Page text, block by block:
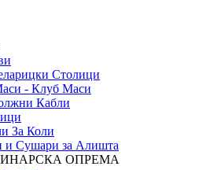
Столици
- Клуб Маси
Кабли
За Коли
и Сушари за Алишта
ОПРЕМА